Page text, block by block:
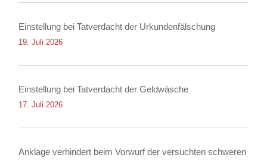
Einstellung bei Tatverdacht der Urkundenfälschung
19. Juli 2026
Einstellung bei Tatverdacht der Geldwäsche
17. Juli 2026
Anklage verhindert beim Vorwurf der versuchten schweren